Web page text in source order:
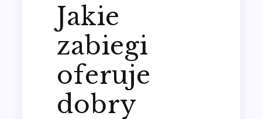
Jakie
zabiegi
oferuje
dobry